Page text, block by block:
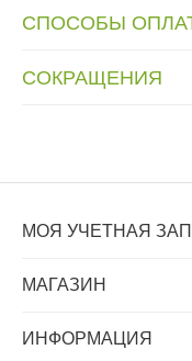
СПОСОБЫ
СОКРАЩЕНИЯ
МОЯ УЧЕТНАЯ
МАГАЗИН
ИНФОРМАЦИЯ